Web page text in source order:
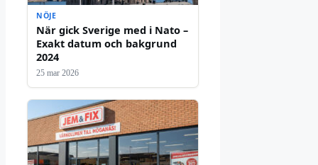
NÖJE
När gick Sverige med i Nato –
Exakt datum och bakgrund
2024
25 mar 2026